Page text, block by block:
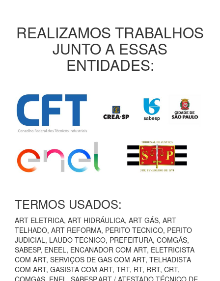
REALIZAMOS TRABALHOS
JUNTO A ESSAS
ENTIDADES:
TERMOS USADOS:
ART ELETRICA, ART HIDRÁULICA, ART GÁS, ART
TELHADO, ART REFORMA, PERITO TECNICO, PERITO
JUDICIAL, LAUDO TECNICO, PREFEITURA, COMGÁS,
SABESP, ENEEL, ENCANADOR COM ART, ELETRICISTA
COM ART, SERVIÇOS DE GAS COM ART, TELHADISTA
COM ART, GASISTA COM ART, TRT, RT, RRT, CRT,